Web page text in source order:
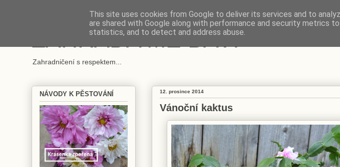
ZAHRADA MĚ BAVÍ
Zahradničení s respektem...
12. prosince 2014
Vánoční kaktus
NÁVODY K PĚSTOVÁNÍ
This site uses cookies from Google to deliver its services and to
are shared with Google along with performance and security metrics
statistics, and to detect and address abuse.